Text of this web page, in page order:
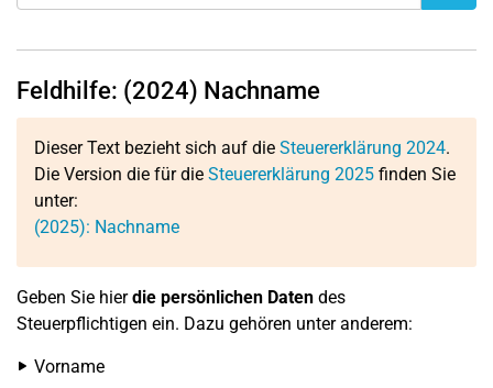
Feldhilfe: (2024) Nachname
Dieser Text bezieht sich auf die Steuererklärung 2024.
Die Version die für die Steuererklärung 2025 finden Sie
unter:
(2025): Nachname
Geben Sie hierdie persönlichen Daten des
Steuerpflichtigen ein. Dazu gehören unter anderem:
Vorname